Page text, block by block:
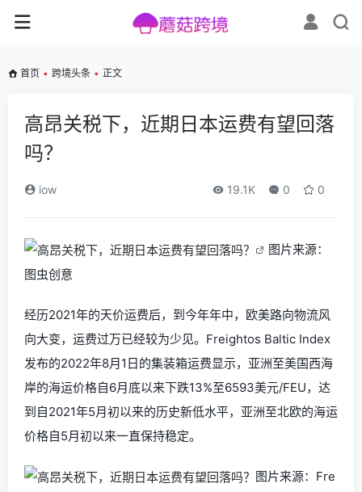
首页 • 跨境头条 • 正文
高昂关税下，近期日本运费有望回落
吗？
iow 19.1K 0 0
图片来源：
图虫创意
经历2021年的天价运费后，到今年年中，欧美路向物流风
向大变，运费过万已经较为少见。Freightos Baltic Index
发布的2022年8月1日的集装箱运费显示，亚洲至美国西海
岸的海运价格自6月底以来下跌13%至6593美元/FEU，达
到自2021年5月初以来的历史新低水平，亚洲至北欧的海运
价格自5月初以来一直保持稳定。
图片来源：Fre